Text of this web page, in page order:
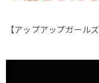
【アップアップガール